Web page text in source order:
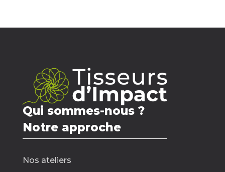
Qui sommes-nous ?
Notre approche
Nos ateliers